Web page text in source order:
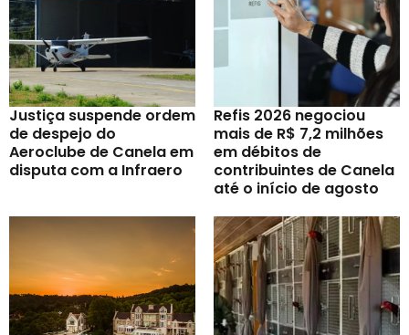
Justiça suspende ordem
de despejo do
Aeroclube de Canela em
disputa com a Infraero
Refis 2026 negociou
mais de R$ 7,2 milhões
em débitos de
contribuintes de Canela
até o início de agosto